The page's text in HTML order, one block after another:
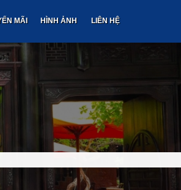
MÃI HÌNH ẢNH LIÊN HỆ